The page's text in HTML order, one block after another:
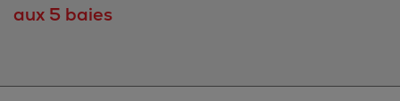
aux 5 baies